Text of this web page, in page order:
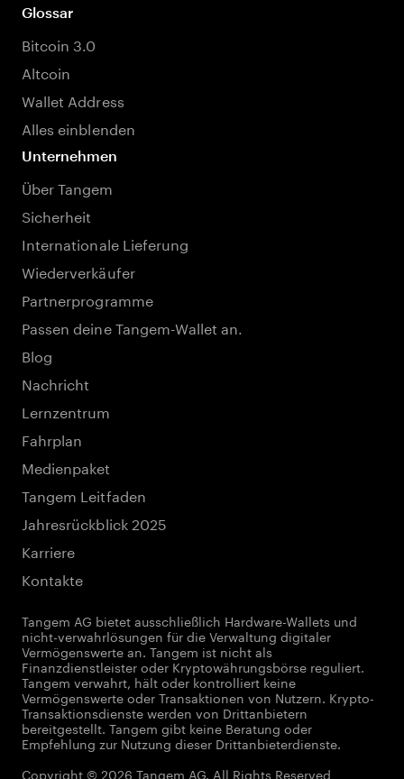
Glossar
Bitcoin 3.0
Altcoin
Wallet Address
Alles einblenden
Unternehmen
Über Tangem
Sicherheit
Internationale Lieferung
Wiederverkäufer
Partnerprogramme
Passen deine Tangem-Wallet an.
Blog
Nachricht
Lernzentrum
Fahrplan
Medienpaket
Tangem Leitfaden
Jahresrückblick 2025
Karriere
Kontakte
Tangem AG bietet ausschließlich Hardware-Wallets und
nicht-verwahrlösungen für die Verwaltung digitaler
Vermögenswerte an. Tangem ist nicht als
Finanzdienstleister oder Kryptowährungsbörse reguliert.
Tangem verwahrt, hält oder kontrolliert keine
Vermögenswerte oder Transaktionen von Nutzern. Krypto-
Transaktionsdienste werden von Drittanbietern
bereitgestellt. Tangem gibt keine Beratung oder
Empfehlung zur Nutzung dieser Drittanbieterdienste.